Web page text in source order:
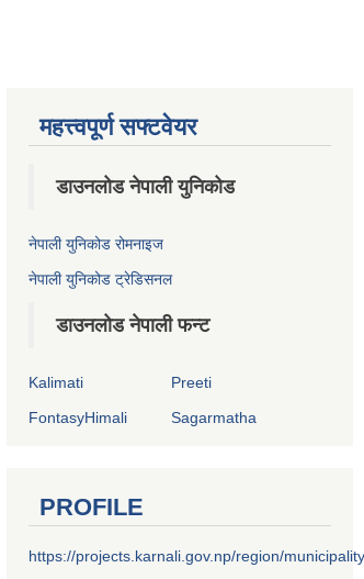
महत्त्वपूर्ण सफ्टवेयर
डाउनलोड नेपाली युनिकोड
नेपाली युनिकोड रोमनाइज
नेपाली युनिकोड ट्रेडिसनल
डाउनलोड नेपाली फन्ट
Kalimati
Preeti
FontasyHimali
Sagarmatha
PROFILE
https://projects.karnali.gov.np/region/